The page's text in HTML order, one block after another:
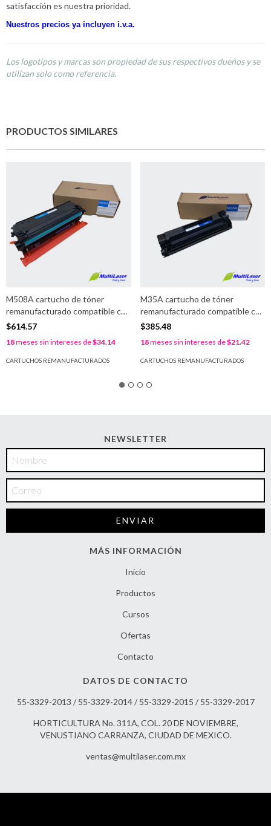
satisfacción es nuestra prioridad.
Nuestros precios ya incluyen i.v.a.
Los logotipos y marcas son propiedad de sus respectivos dueños y se
utilizan solo como referencia.
PRODUCTOS SIMILARES
M508A cartucho de tóner
remanufacturado compatible con
HP 508A (CF361A), cyan, 5000
$614.57
18meses sin intereses de$34.14
CARTUCHOS REMANUFACTURADOS
M35A cartucho de tóner
remanufacturado compatible con
HP 35A (CB435A), negro, 1500
$385.48
18meses sin intereses de$21.42
CARTUCHOS REMANUFACTURADOS
NEWSLETTER
MÁS INFORMACIÓN
Inicio
Productos
Cursos
Ofertas
Contacto
DATOS DE CONTACTO
55-3329-2013 / 55-3329-2014 / 55-3329-2015 / 55-3329-2017
HORTICULTURA No. 311A, COL. 20 DE NOVIEMBRE,
VENUSTIANO CARRANZA, CIUDAD DE MEXICO.
ventas@multilaser.com.mx